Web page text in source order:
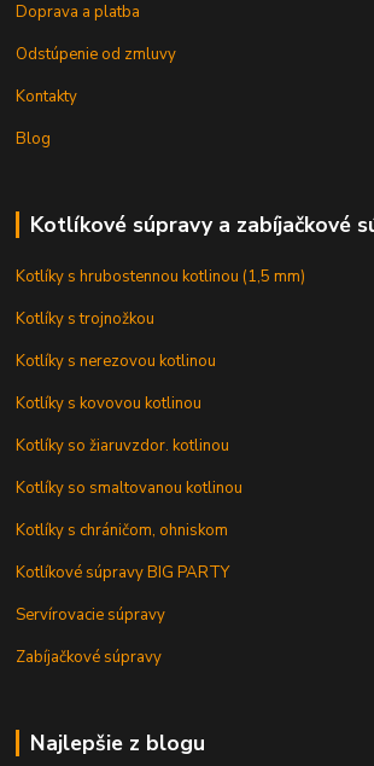
Doprava a platba
Odstúpenie od zmluvy
Kontakty
Blog
Kotlíkové súpravy a zabíjačkové
Kotlíky s hrubostennou kotlinou (1,5 mm)
Kotlíky s trojnožkou
Kotlíky s nerezovou kotlinou
Kotlíky s kovovou kotlinou
Kotlíky so žiaruvzdor. kotlinou
Kotlíky so smaltovanou kotlinou
Kotlíky s chráničom, ohniskom
Kotlíkové súpravy BIG PARTY
Servírovacie súpravy
Zabíjačkové súpravy
Najlepšie z blogu